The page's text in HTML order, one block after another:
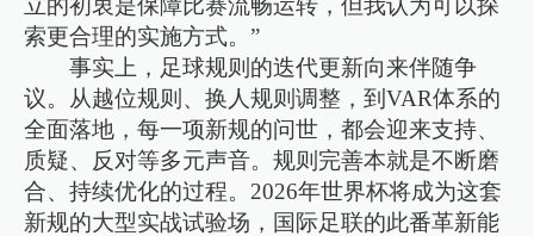
索更合理的实施方式。”
事实上，足球规则的迭代更新向来伴随争
议。从越位规则、换人规则调整，到VAR体系的
全面落地，每一项新规的问世，都会迎来支持、
质疑、反对等多元声音。规则完善本就是不断磨
合、持续优化的过程。2026年世界杯将成为这套
新规的大型实战试验场，国际足联的此番革新能